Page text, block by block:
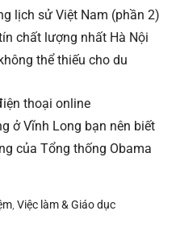
lịch sử Việt Nam (phần 2)
chất lượng nhất Hà Nội
thể thiếu cho du
thoại online
ở Vĩnh Long bạn nên biết
của Tổng thống Obama
,Việc làm & Giáo dục